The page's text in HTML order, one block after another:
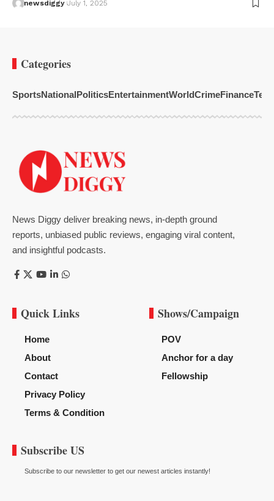
newsdiggy July 1, 2025
Categories
SportsNationalPoliticsEntertainmentWorldCrimeFinance
News Diggy deliver breaking news, in-depth ground
reports, unbiased public reviews, engaging viral content,
and insightful podcasts.
Quick Links
Home
About
Contact
Privacy Policy
Terms & Condition
Shows/Campaign
POV
Anchor for a day
Fellowship
Subscribe US
Subscribe to our newsletter to get our newest articles instantly!